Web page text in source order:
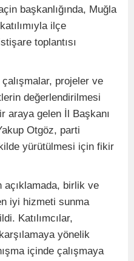
başkanlığında, Muğla
ilçe
toplantısı
projeler ve
değerlendirilmesi
araya gelen İl Başkanı
Otgöz, parti
yürütülmesi için fikir
açıklamada, birlik ve
iyi hizmeti sunma
Katılımcılar,
yönelik
içinde çalışmaya